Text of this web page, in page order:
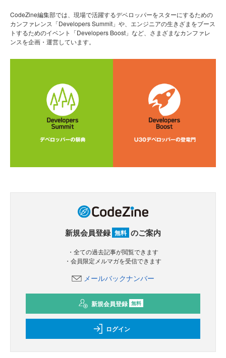
CodeZine編集部では、現場で活躍するデベロッパーをスターにするための
カンファレンス「Developers Summit」や、エンジニアの生きざまをブース
トするためのイベント「Developers Boost」など、さまざまなカンファレ
ンスを企画・運営しています。
新規会員登録 無料 のご案内
・全ての過去記事が閲覧できます
・会員限定メルマガを受信できます
メールバックナンバー
新規会員登録 無料
ログイン